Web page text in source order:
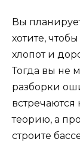
Вы
хотите,
хлопот и
Тогда вы не
разборки
встречаются
теорию, а
строите